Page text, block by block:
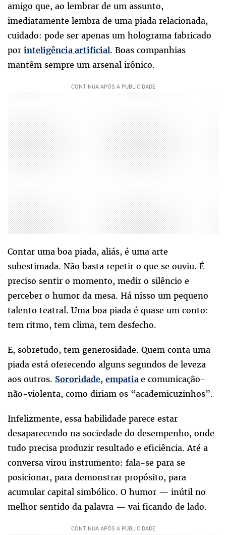
amigo que, ao lembrar de um assunto,
imediatamente lembra de uma piada relacionada,
cuidado: pode ser apenas um holograma fabricado
por inteligência artificial. Boas companhias
mantêm sempre um arsenal irônico.
Contar uma boa piada, aliás, é uma arte
subestimada. Não basta repetir o que se ouviu. É
preciso sentir o momento, medir o silêncio e
perceber o humor da mesa. Há nisso um pequeno
talento teatral. Uma boa piada é quase um conto:
tem ritmo, tem clima, tem desfecho.
E, sobretudo, tem generosidade. Quem conta uma
piada está oferecendo alguns segundos de leveza
aos outros. Sororidade, empatia e comunicação-
não-violenta, como diriam os “academicuzinhos”.
Infelizmente, essa habilidade parece estar
desaparecendo na sociedade do desempenho, onde
tudo precisa produzir resultado e eficiência. Até a
conversa virou instrumento: fala-se para se
posicionar, para demonstrar propósito, para
acumular capital simbólico. O humor — inútil no
melhor sentido da palavra — vai ficando de lado.